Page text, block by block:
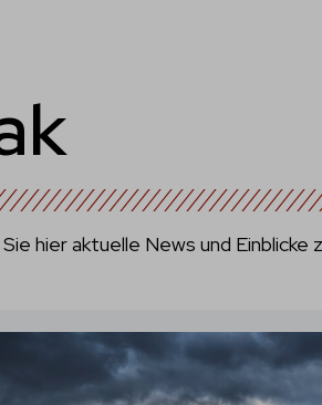
hier aktuelle News und Einblicke